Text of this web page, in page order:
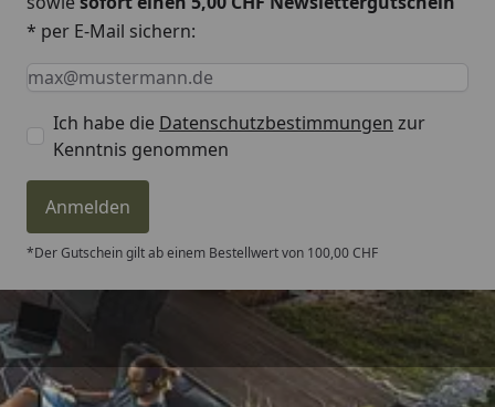
* per E-Mail sichern:
Keine Eingabe erforderlich
Eingabe erforderlich
E-Mail *
Ich habe die Datenschutzbestimmungen zur
Kenntnis genommen
Anmelden
*Der Gutschein gilt ab einem Bestellwert von 100,00 CHF
Trusted Shops